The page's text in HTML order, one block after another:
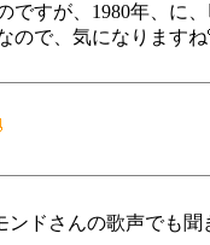
すが、1980年、に
ので、気になりますね
ドさんの歌声でも聞